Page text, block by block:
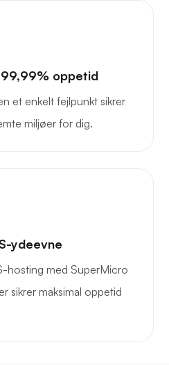
99,99% oppetid
et enkelt fejlpunkt sikrer
miljøer for dig.
ydeevne
hosting med SuperMicro
sikrer maksimal oppetid